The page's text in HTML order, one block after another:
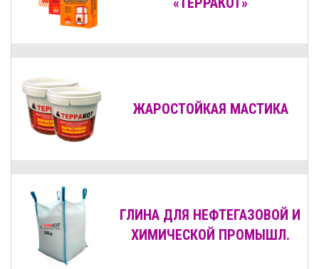
ЖАРОСТОЙКАЯ МАСТИКА
ГЛИНА ДЛЯ НЕФТЕГАЗОВОЙ И
ХИМИЧЕСКОЙ ПРОМЫШЛ.